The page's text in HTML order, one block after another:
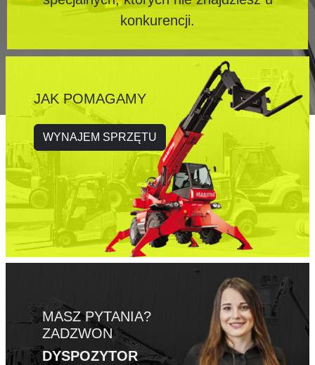
konkurencji.
JAK POMAGAMY
WYNAJEM SPRZĘTU
MASZ PYTANIA?
ZADZWON
DYSPOZYTOR